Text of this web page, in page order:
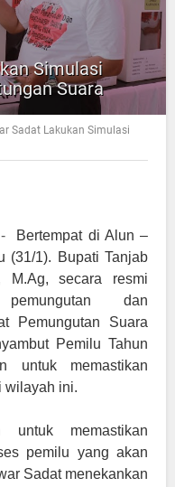
Simulasi
Suara
Sadat Lakukan Simulasi
Bertempat di Alun –
(31/1). Bupati Tanjab
M.Ag, secara resmi
dan
Pemungutan Suara
Pemilu Tahun
untuk memastikan
wilayah ini.
untuk memastikan
pemilu yang akan
Sadat menekankan